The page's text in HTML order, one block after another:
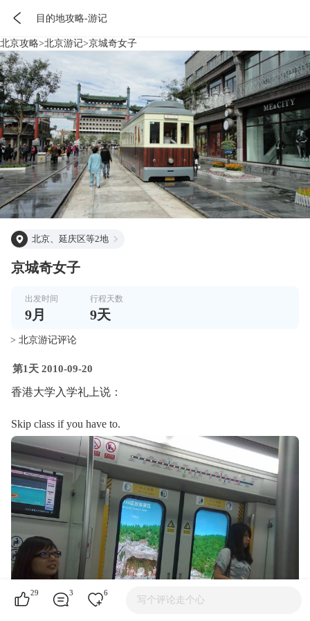
 目的地攻略-游记
北京攻略>北京游记>京城奇女子
北京、延庆区等2地
京城奇女子
出发时间
9月
行程天数
9天
> 北京游记评论
第1天 2010-09-20
香港大学入学礼上说：
Skip class if you have to.
29 3 6
写个评论走个心